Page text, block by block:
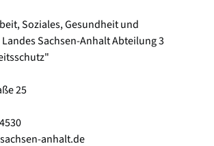
Soziales, Gesundheit und
Sachsen-Anhalt Abteilung 3
25
anhalt.de